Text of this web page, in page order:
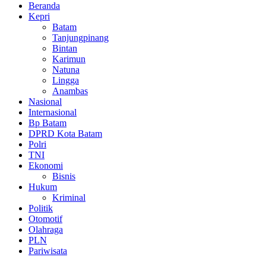
Beranda
Kepri
Batam
Tanjungpinang
Bintan
Karimun
Natuna
Lingga
Anambas
Nasional
Internasional
Bp Batam
DPRD Kota Batam
Polri
TNI
Ekonomi
Bisnis
Hukum
Kriminal
Politik
Otomotif
Olahraga
PLN
Pariwisata